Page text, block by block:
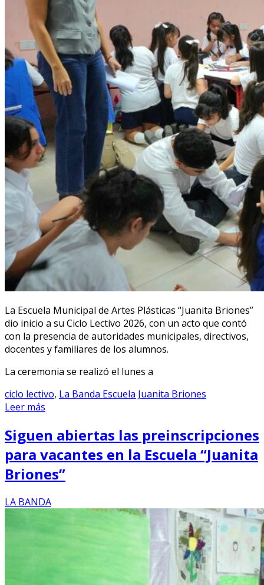
La Escuela Municipal de Artes Plásticas “Juanita Briones”
dio inicio a su Ciclo Lectivo 2026, con un acto que contó
con la presencia de autoridades municipales, directivos,
docentes y familiares de los alumnos.
La ceremonia se realizó el lunes a
ciclo lectivo, La Banda Escuela Juanita Briones
Leer más
Siguen abiertas las preinscripciones
para vacantes en la Escuela “Juanita
Briones”
LA BANDA